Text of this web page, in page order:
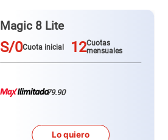
Magic 8 Lite
S/0Cuota inicial 12Cuotas
mensuales
79.90
Lo quiero